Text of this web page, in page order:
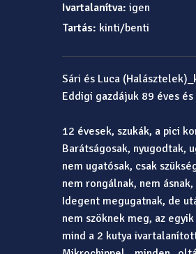
Ivartalanítva: igen
Tartás: kinti/benti
Sári és Luca
Eddigi gazdájuk 89 éves
12 évesek, szukák, a pici
Barátságosak, nyugodtak,
nem ugatósak, csak
nem rongálnak, nem
Idegent megugatnak, de
nem szöknek meg, az
mind a 2 kutya